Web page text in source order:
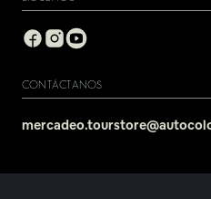
CONTÁCTANOS